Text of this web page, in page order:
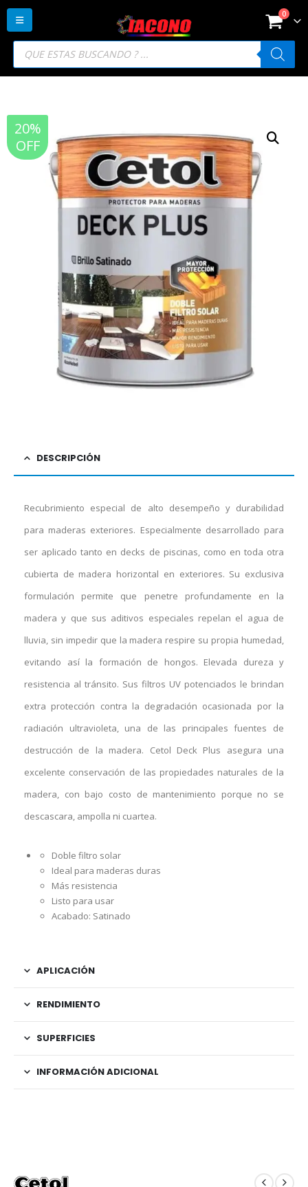
Búsqueda
productos
0
20%
OFF
DESCRIPCIÓN
Recubrimiento especial de alto desempeño y durabilidad
para maderas exteriores. Especialmente desarrollado para
ser aplicado tanto en decks de piscinas, como en toda otra
cubierta de madera horizontal en exteriores. Su exclusiva
formulación permite que penetre profundamente en la
madera y que sus aditivos especiales repelan el agua de
lluvia, sin impedir que la madera respire su propia humedad,
evitando así la formación de hongos. Elevada dureza y
resistencia al tránsito. Sus filtros UV potenciados le brindan
extra protección contra la degradación ocasionada por la
radiación ultravioleta, una de las principales fuentes de
destrucción de la madera. Cetol Deck Plus asegura una
excelente conservación de las propiedades naturales de la
madera, con bajo costo de mantenimiento porque no se
descascara, ampolla ni cuartea.
Doble filtro solar
Ideal para maderas duras
Más resistencia
Listo para usar
Acabado: Satinado
APLICACIÓN
RENDIMIENTO
SUPERFICIES
INFORMACIÓN ADICIONAL